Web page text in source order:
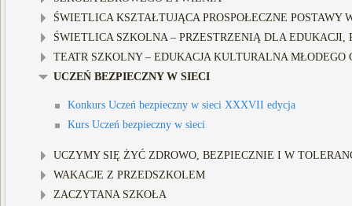
ŚWIETLICA KSZTAŁTUJĄCA PROSPOŁECZNE POSTAWY
ŚWIETLICA SZKOLNA – PRZESTRZENIĄ DLA EDUKACJI,
TEATR SZKOLNY – EDUKACJA KULTURALNA MŁODEGO
UCZEŃ BEZPIECZNY W SIECI
Konkurs Uczeń bezpieczny w sieci XXXVII edycja
Kurs Uczeń bezpieczny w sieci
UCZYMY SIĘ ŻYĆ ZDROWO, BEZPIECZNIE I W
WAKACJE Z PRZEDSZKOLEM
ZACZYTANA SZKOŁA